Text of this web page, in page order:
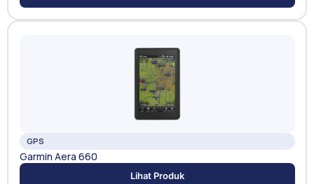
GPS
Garmin Aera 660
Lihat Produk